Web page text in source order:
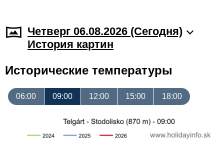
Четверг 06.08.2026 (Cегодня)
История картин
Исторические температуры
06:00 09:00 12:00 15:00 18:00